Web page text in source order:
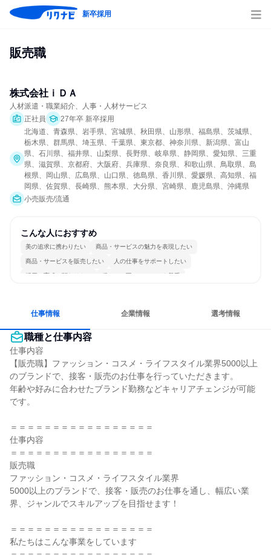
新卒採用
販売職
株式会社ｉＤＡ
人材派遣・職業紹介、人事・人材サービス
正社員
27年卒 新卒採用
北海道、青森県、岩手県、宮城県、秋田県、山形県、福島県、茨城県、
栃木県、群馬県、埼玉県、千葉県、東京都、神奈川県、新潟県、富山
県、石川県、福井県、山梨県、長野県、岐阜県、静岡県、愛知県、三重
県、滋賀県、京都府、大阪府、兵庫県、奈良県、和歌山県、鳥取県、島
根県、岡山県、広島県、山口県、徳島県、香川県、愛媛県、高知県、福
岡県、佐賀県、長崎県、熊本県、大分県、宮崎県、鹿児島県、沖縄県
小売販売/流通
こんな人におすすめ
美の追求に携わりたい 商品・サービスの魅力を表現したい
商品・サービスを販売したい 人の仕事をサポートしたい
採用・育成に関わりたい 穏やかで互いのペースを尊重
仕事情報 企業情報 選考情報
職種と仕事内容
仕事内容
【販売職】ファッション・コスメ・ライフスタイル業界5000以上
のブランドで、接客・販売のお仕事を行っていただきます。
年齢や好みに合わせたブランド勤務などキャリアチェンジが可能
です。
＝＝＝＝＝＝＝＝＝＝＝＝＝＝＝＝＝
仕事内容
＝＝＝＝＝＝＝＝＝＝＝＝＝＝＝＝＝
販売職
ファッション・コスメ・ライフスタイル業界
5000以上のブランドで、接客・販売のお仕事を通し、幅広い業
界、ジャンルでスキルアップを目指せます！
＝＝＝＝＝＝＝＝＝＝＝＝＝＝＝＝＝
私たちはこんな事業をしています